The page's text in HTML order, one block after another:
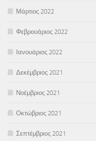
Μάρτιος 2022
Φεβρουάριος 2022
Ιανουάριος 2022
Δεκέμβριος 2021
Νοέμβριος 2021
Οκτώβριος 2021
Σεπτέμβριος 2021